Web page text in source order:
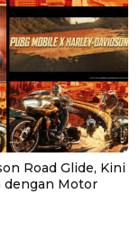
Road Glide, Kini
dengan Motor